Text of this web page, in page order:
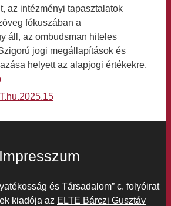
az intézményi tapasztalatok
fókuszában a
áll, az ombudsman hiteles
jogi megállapítások és
helyett az alapjogi értékekre,
Impresszum
és Társadalom” c. folyóirat
kiadója az ELTE Bárczi Gusztáv